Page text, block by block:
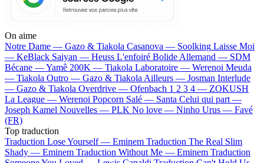
On aime
Notre Dame — Gazo & Tiakola Casanova — Soolking Laisse Moi
— KeBlack Saiyan — Heuss L'enfoiré Bolide Allemand — SDM
Bécane —Yamê 200K — Tiakola Laboratoire — Werenoi Meuda
— Tiakola Outro — Gazo & Tiakola Ailleurs — Josman Interlude
— Gazo & Tiakola Overdrive — Ofenbach 1 2 3 4 — ZOKUSH
La League — Werenoi Popcorn Salé — Santa Celui qui part —
Joseph Kamel Nouvelles — PLK No love — Ninho Urus — Favé
(FR)
Top traduction
Traduction Lose Yourself — Eminem Traduction The Real Slim
Shady — Eminem Traduction Without Me — Eminem Traduction